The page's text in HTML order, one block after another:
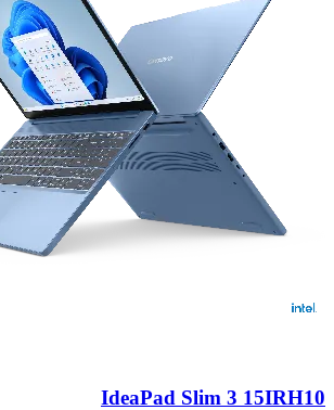
IdeaPad Slim 3 15IRH10